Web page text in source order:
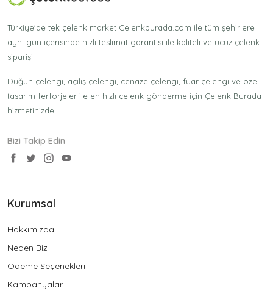
Türkiye'de tek çelenk market Celenkburada.com ile tüm şehirlere
aynı gün içerisinde hızlı teslimat garantisi ile kaliteli ve ucuz çelenk
siparişi.
Düğün çelengi, açılış çelengi, cenaze çelengi, fuar çelengi ve özel
tasarım ferforjeler ile en hızlı çelenk gönderme için Çelenk Burada
hizmetinizde.
Bizi Takip Edin
Kurumsal
Hakkımızda
Neden Biz
Ödeme Seçenekleri
Kampanyalar